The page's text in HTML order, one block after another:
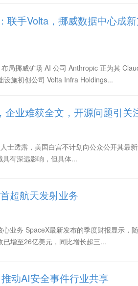
联手Volta，挪威数据中心成
局挪威矿场 AI 公司 Anthropic 正为其
施初创公司 Volta Infra Holdings...
业难获全文，开源问题引关
士透露，美国白宫不计划向公众公开其最
有深远影响，但具体...
超航天发射业务
业务 SpaceX最新发布的季度财报显示，
增至26亿美元，同比增长超三...
动AI安全事件行业共享